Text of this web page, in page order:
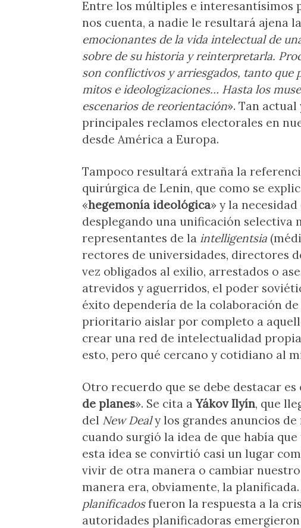
Entre los múltiples e interesantísimos
nos cuenta, a nadie le resultará ajena
emocionantes de la vida intelectual de
sobre de su historia y reinterpretarla.
son conflictivos y arriesgados, tanto que
mitos e ideologizaciones… Hasta los
escenarios de reorientación». Tan
principales reclamos electorales en
desde América a Europa.
Tampoco resultará extraña la
quirúrgica de Lenin, que como se
«hegemonía ideológica» y la
desplegando una unificación selectiva
representantes de la intelligentsia
rectores de universidades, directores
vez obligados al exilio, arrestados o
atrevidos y aguerridos, el poder
éxito dependería de la colaboración
prioritario aislar por completo a
crear una red de intelectualidad
esto, pero qué cercano y cotidiano al
Otro recuerdo que se debe destacar
de planes». Se cita aYákov Ilyín, que
del New Dealy los grandes anuncios
cuando surgió la idea de que había
esta idea se convirtió casi un lugar
vivir de otra manera o cambiar
manera era, obviamente, la
planificadosfueron la respuesta a la
autoridades planificadoras